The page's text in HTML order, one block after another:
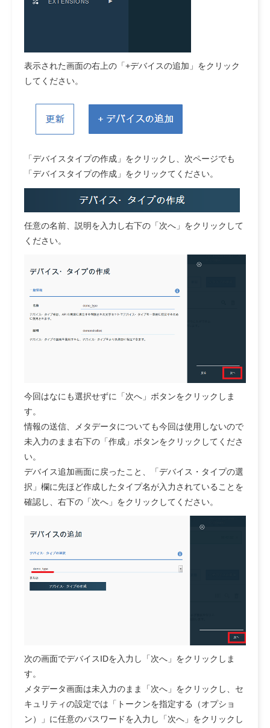
表示された画面の右上の「+デバイスの追加」をクリック
してください。
「デバイスタイプの作成」をクリックし、次ページでも
「デバイスタイプの作成」をクリックてください。
任意の名前、説明を入力し右下の「次へ」をクリックして
ください。
今回はなにも選択せずに「次へ」ボタンをクリックしま
す。
情報の送信、メタデータについても今回は使用しないので
未入力のまま右下の「作成」ボタンをクリックしてくださ
い。
デバイス追加画面に戻ったこと、「デバイス・タイプの選
択」欄に先ほど作成したタイプ名が入力されていることを
確認し、右下の「次へ」をクリックしてください。
次の画面でデバイスIDを入力し「次へ」をクリックしま
す。
メタデータ画面は未入力のまま「次へ」をクリックし、セ
キュリティの設定では「トークンを指定する（オプショ
ン）」に任意のパスワードを入力し「次へ」をクリックし